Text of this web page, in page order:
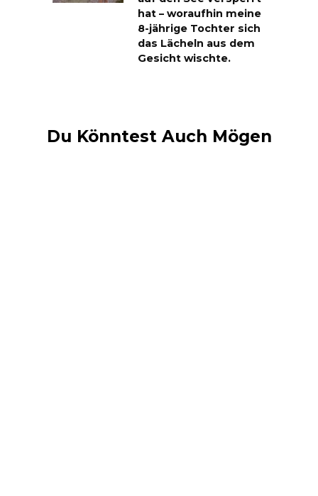
hat – woraufhin meine
8-jährige Tochter sich
das Lächeln aus dem
Gesicht wischte.
Du Könntest Auch Mögen